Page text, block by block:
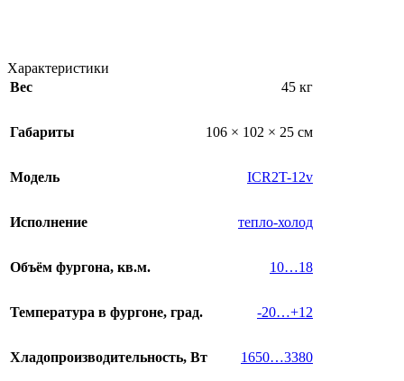
Характеристики
Вес
45 кг
Габариты 106 × 102 × 25 см
Модель ICR2T-12v
Исполнение тепло-холод
Объём фургона, кв.м. 10…18
Температура в фургоне, град. -20…+12
Хладопроизводительность, Вт 1650…3380